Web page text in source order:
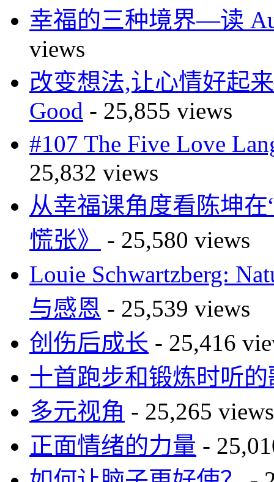
幸福的三种境界—读
views
改变想法,让心情好起
Good - 25,855 views
#107 The Five Love
25,832 views
从幸福课角度看陈坤
慌张》
- 25,580 views
Louie Schwartzberg:
与感恩 - 25,539 views
创伤后成长 - 25,416
十首跑步和锻炼时听的
多元视角 - 25,265 views
正面情绪的力量 -